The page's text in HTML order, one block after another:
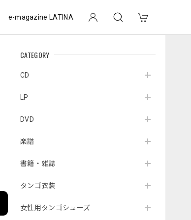
e-magazine LATINA
CATEGORY
CD
LP
DVD
楽譜
書籍・雑誌
タンゴ衣装
女性用タンゴシューズ